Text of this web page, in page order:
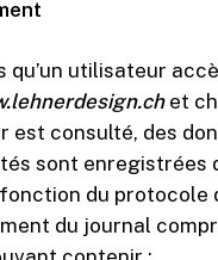
qu’un utilisateur
et
est consulté, des
sont enregistrées
du protocole
du journal